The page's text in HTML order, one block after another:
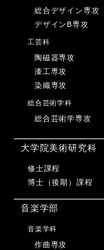
総合デザイン専攻
デザインB専攻
工芸科
陶磁器専攻
漆工専攻
染織専攻
総合芸術学科
総合芸術学専攻
大学院美術研究科
修士課程
博士（後期）課程
音楽学部
音楽学科
作曲専攻